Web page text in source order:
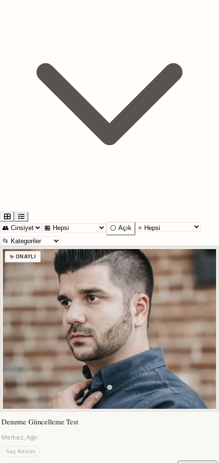
⚪ Açık
✨ ONAYLI
Deneme Güncelleme Test
Merkez, Ağrı
Saç Kesimi